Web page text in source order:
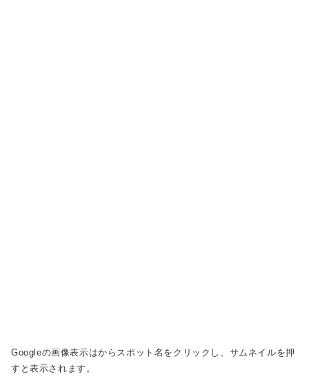
Googleの画像表示はからスポット名をクリックし、サムネイルを押
すと表示されます。